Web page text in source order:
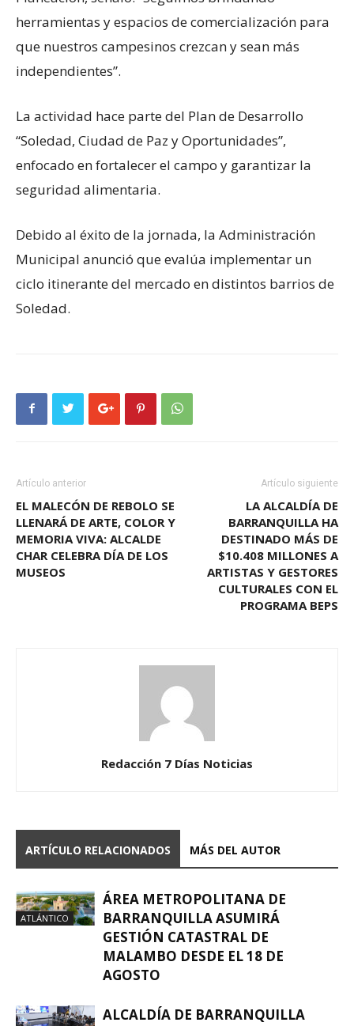
herramientas y espacios de comercialización para
que nuestros campesinos crezcan y sean más
independientes”.
La actividad hace parte del Plan de Desarrollo
“Soledad, Ciudad de Paz y Oportunidades”,
enfocado en fortalecer el campo y garantizar la
seguridad alimentaria.
Debido al éxito de la jornada, la Administración
Municipal anunció que evalúa implementar un
ciclo itinerante del mercado en distintos barrios de
Soledad.
Artículo anterior
EL MALECÓN DE REBOLO SE
LLENARÁ DE ARTE, COLOR Y
MEMORIA VIVA: ALCALDE
CHAR CELEBRA DÍA DE LOS
MUSEOS
Artículo siguiente
LA ALCALDÍA DE
BARRANQUILLA HA
DESTINADO MÁS DE
$10.408 MILLONES A
ARTISTAS Y GESTORES
CULTURALES CON EL
PROGRAMA BEPS
Redacción 7 Días Noticias
ARTÍCULO RELACIONADOS MÁS DEL AUTOR
ATLÁNTICO
ÁREA METROPOLITANA DE
BARRANQUILLA ASUMIRÁ
GESTIÓN CATASTRAL DE
MALAMBO DESDE EL 18 DE
AGOSTO
ALCALDÍA DE BARRANQUILLA